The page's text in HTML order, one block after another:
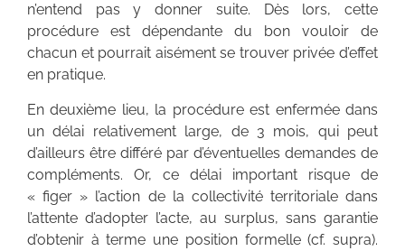
n’entend pas y donner suite. Dès lors, cette
procédure est dépendante du bon vouloir de
chacun et pourrait aisément se trouver privée d’effet
en pratique.
En deuxième lieu, la procédure est enfermée dans
un délai relativement large, de 3 mois, qui peut
d’ailleurs être différé par d’éventuelles demandes de
compléments. Or, ce délai important risque de
« figer » l’action de la collectivité territoriale dans
l’attente d’adopter l’acte, au surplus, sans garantie
d’obtenir à terme une position formelle (cf. supra).